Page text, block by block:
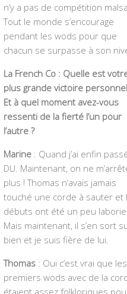
n’y a pas de compétition
Tout le monde s’encourage
pendant les wods pour que
chacun se surpasse à son
La French Co : Quelle est
plus grande victoire
Et à quel moment avez-vous
ressenti de la fierté l’un pour
l’autre ?
Marine : Quand j’ai enfin
DU. Maintenant, on ne
plus ! Thomas n’avais jamais
touché une corde à sauter et
débuts ont été un peu
Mais maintenant, il s’en sort
bien et je suis fière de lui.
Thomas : Oui c’est vrai que les
premiers wods avec de la